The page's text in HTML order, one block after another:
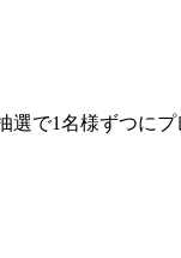
で1名様ずつに